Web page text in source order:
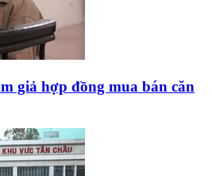
giả hợp đồng mua bán căn